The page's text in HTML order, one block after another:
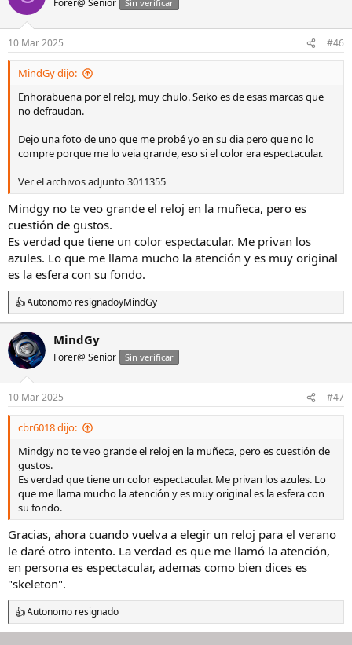
i
n
e
s
Forer@ Senior Sin verificar
10 Mar 2025 #46
MindGy dijo:
Enhorabuena por el reloj, muy chulo. Seiko es de esas marcas que
no defraudan.
Dejo una foto de uno que me probé yo en su dia pero que no lo
compre porque me lo veia grande, eso si el color era espectacular.
Ver el archivos adjunto 3011355
Mindgy no te veo grande el reloj en la muñeca, pero es
cuestión de gustos.
Es verdad que tiene un color espectacular. Me privan los
azules. Lo que me llama mucho la atención y es muy original
es la esfera con su fondo.
R
e
a
c
c
i
o
n
e
Autonomo resignadoyMindGy
MindGy
Forer@ Senior Sin verificar
10 Mar 2025 #47
cbr6018 dijo:
Mindgy no te veo grande el reloj en la muñeca, pero es cuestión de
gustos.
Es verdad que tiene un color espectacular. Me privan los azules. Lo
que me llama mucho la atención y es muy original es la esfera con
su fondo.
Gracias, ahora cuando vuelva a elegir un reloj para el verano
le daré otro intento. La verdad es que me llamó la atención,
en persona es espectacular, ademas como bien dices es
"skeleton".
R
e
Autonomo resignado